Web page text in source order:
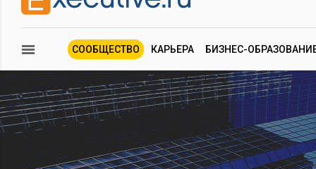
СООБЩЕСТВО КАРЬЕРА БИЗНЕС-